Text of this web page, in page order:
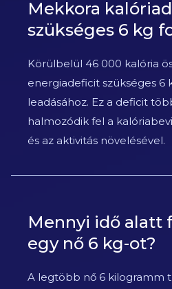
Mekkora
szükséges 6 kg
Körülbelül 46 000 kalória
energiadeficit szükséges 6
leadásához. Ez a deficit
halmozódik fel a
és az aktivitás növelésével.
Mennyi idő alatt
egy nő 6 kg-ot?
A legtöbb nő 6 kilogramm